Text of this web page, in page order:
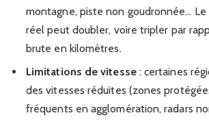
montagne, piste non goudronnée…
réel peut doubler, voire tripler par
brute en kilomètres.
Limitations de vitesse: certaines
des vitesses réduites (zones
fréquents en agglomération, radars